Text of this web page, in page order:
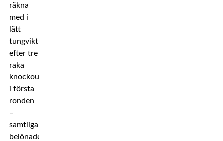
räkna
med i
lätt
tungvikt
efter tre
raka
knockoutvinster
i första
ronden
–
samtliga
belönade